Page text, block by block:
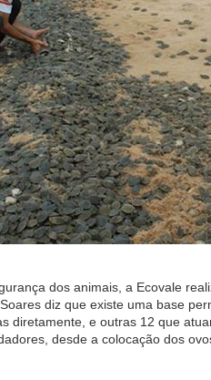
dos animais, a Ecovale
diz que existe uma base
diretamente, e outras 12 que
desde a colocação dos